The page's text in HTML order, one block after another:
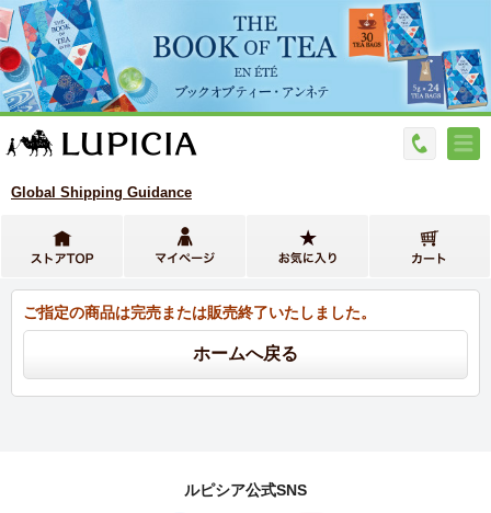
Global Shipping Guidance
ご指定の商品は完売または販売終了いたしました。
ルピシア公式SNS